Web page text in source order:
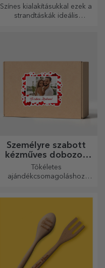
Színes kialakításukkal ezek a
strandtáskák ideális
Személyre szabott
kézműves dobozok
matricákkal
Tökéletes
ajándékcsomagoláshoz